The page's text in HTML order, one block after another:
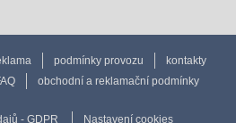
podmínky provozu
kontakty
obchodní a reklamační podmínky
- GDPR Nastavení cookies